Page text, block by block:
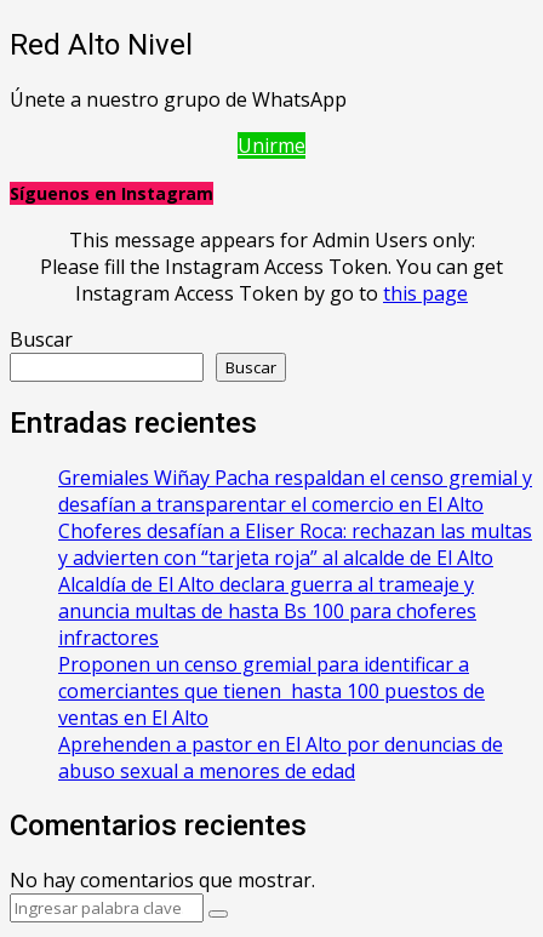
Red Alto Nivel
Únete a nuestro grupo de WhatsApp
Unirme
Síguenos en Instagram
This message appears for Admin Users only:
Please fill the Instagram Access Token. You can get
Instagram Access Token by go to this page
Buscar
Buscar
Entradas recientes
Gremiales Wiñay Pacha respaldan el censo gremial y
desafían a transparentar el comercio en El Alto
Choferes desafían a Eliser Roca: rechazan las multas
y advierten con “tarjeta roja” al alcalde de El Alto
‎Alcaldía de El Alto declara guerra al trameaje y
anuncia multas de hasta Bs 100 para choferes
infractores
Proponen un censo gremial para identificar a
comerciantes que tienen hasta 100 puestos de
ventas en El Alto
Aprehenden a pastor en El Alto por denuncias de
abuso sexual a menores de edad
Comentarios recientes
No hay comentarios que mostrar.
Search
Search